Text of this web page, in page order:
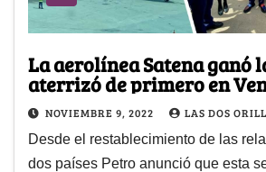
La aerolínea Satena ganó
aterrizó de primero en
NOVIEMBRE 9, 2022 LAS DOS
Desde el restablecimiento de las
dos países Petro anunció que esta